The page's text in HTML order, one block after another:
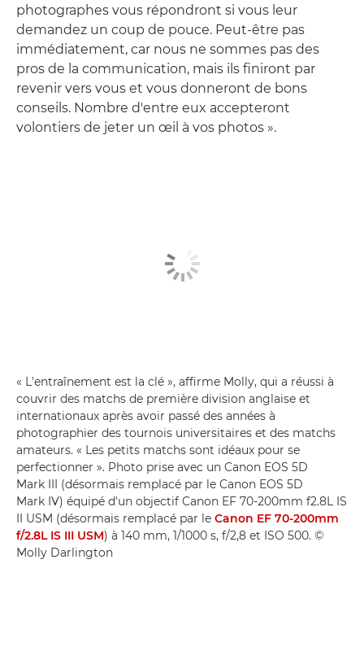
photographes vous répondront si vous leur
demandez un coup de pouce. Peut-être pas
immédiatement, car nous ne sommes pas des
pros de la communication, mais ils finiront par
revenir vers vous et vous donneront de bons
conseils. Nombre d'entre eux accepteront
volontiers de jeter un œil à vos photos ».
« L'entraînement est la clé », affirme Molly, qui a réussi à
couvrir des matchs de première division anglaise et
internationaux après avoir passé des années à
photographier des tournois universitaires et des matchs
amateurs. « Les petits matchs sont idéaux pour se
perfectionner ». Photo prise avec un Canon EOS 5D
Mark III (désormais remplacé par le Canon EOS 5D
Mark IV) équipé d'un objectif Canon EF 70-200mm f2.8L IS
II USM (désormais remplacé par le Canon EF 70-200mm
f/2.8L IS III USM) à 140 mm, 1/1000 s, f/2,8 et ISO 500. ©
Molly Darlington